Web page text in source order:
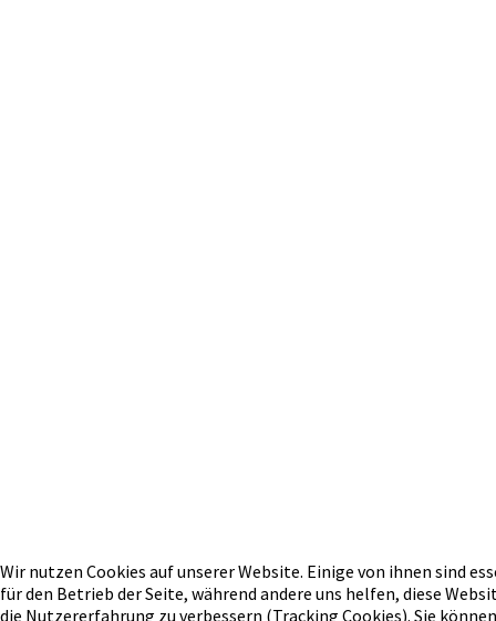
Wir nutzen Cookies auf unserer Website. Einige von ihnen sind
für den Betrieb der Seite, während andere uns helfen, diese
die Nutzererfahrung zu verbessern (Tracking Cookies). Sie